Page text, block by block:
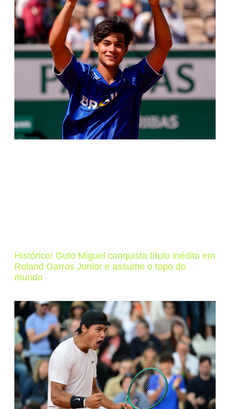
Histórico! Guto Miguel conquista título inédito em
Roland Garros Junior e assume o topo do
mundo